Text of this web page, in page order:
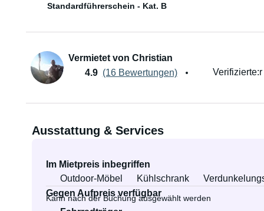
Standardführerschein - Kat. B
Vermietet von Christian
4.9 (16 Bewertungen)
Ausstattung & Services
Im Mietpreis inbegriffen
Outdoor-Möbel
Kühlschrank
Gegen Aufpreis verfügbar
Kann nach der Buchung ausgewählt werden